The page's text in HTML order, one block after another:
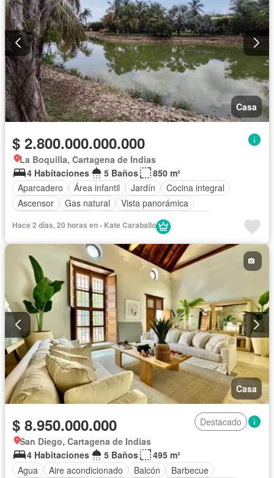
Casa
$ 2.800.000.000.000
La Boquilla, Cartagena de Indias
4 Habitaciones
5 Baños
850 m²
Aparcadero
Área infantil Jardín
Cocina integral
Ascensor
Gas natural
Vista panorámica
Cuarto de servicio
Hace 2 días, 20 horas en - Kate Caraballo
Casa
$ 8.950.000.000
Destacado
San Diego, Cartagena de Indias
4 Habitaciones
5 Baños
495 m²
Agua
Aire acondicionado Balcón
Barbecue